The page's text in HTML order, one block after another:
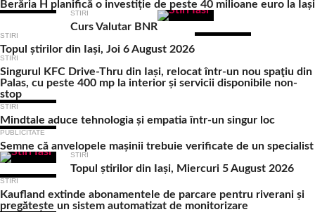
Berăria H planifică o investiție de peste 40 milioane euro la Iași
STIRI
Curs Valutar BNR
STIRI
Topul știrilor din Iași, Joi 6 August 2026
STIRI
Singurul KFC Drive-Thru din Iași, relocat într-un nou spaţiu din
Palas, cu peste 400 mp la interior și servicii disponibile non-
stop
STIRI
Mindtale aduce tehnologia și empatia într-un singur loc
PUBLICITATE
Semne că anvelopele mașinii trebuie verificate de un specialist
STIRI
Topul știrilor din Iași, Miercuri 5 August 2026
STIRI
Kaufland extinde abonamentele de parcare pentru riverani și
pregătește un sistem automatizat de monitorizare